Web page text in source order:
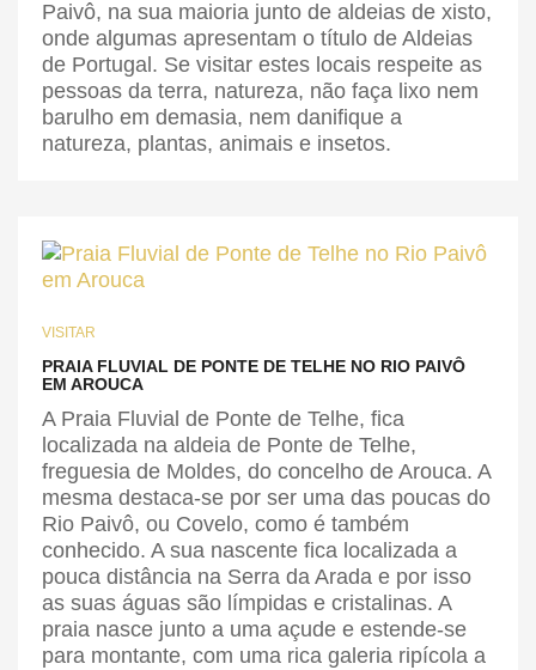
Paivô, na sua maioria junto de aldeias de xisto,
onde algumas apresentam o título de Aldeias
de Portugal. Se visitar estes locais respeite as
pessoas da terra, natureza, não faça lixo nem
barulho em demasia, nem danifique a
natureza, plantas, animais e insetos.
VISITAR
PRAIA FLUVIAL DE PONTE DE TELHE NO RIO PAIVÔ
EM AROUCA
A Praia Fluvial de Ponte de Telhe, fica
localizada na aldeia de Ponte de Telhe,
freguesia de Moldes, do concelho de Arouca. A
mesma destaca-se por ser uma das poucas do
Rio Paivô, ou Covelo, como é também
conhecido. A sua nascente fica localizada a
pouca distância na Serra da Arada e por isso
as suas águas são límpidas e cristalinas. A
praia nasce junto a uma açude e estende-se
para montante, com uma rica galeria ripícola a